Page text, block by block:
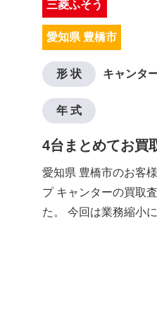
三菱ふそう
愛知県 豊橋市
形 状 キャンタ
年 式
4台まとめてお買
した③
愛知県 豊橋市のお客
プ キャンターの買取
た。 今回は業務縮小